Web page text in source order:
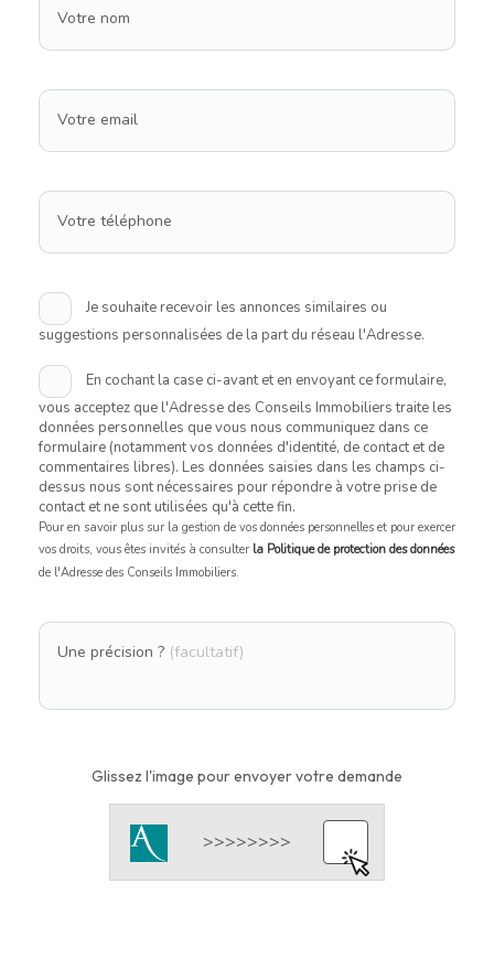
Votre nom
Votre email
Votre téléphone
Je souhaite recevoir les annonces similaires ou
suggestions personnalisées de la part du réseau l'Adresse.
En cochant la case ci-avant et en envoyant ce formulaire,
vous acceptez que l'Adresse des Conseils Immobiliers traite les
données personnelles que vous nous communiquez dans ce
formulaire (notamment vos données d'identité, de contact et de
commentaires libres). Les données saisies dans les champs ci-
dessus nous sont nécessaires pour répondre à votre prise de
contact et ne sont utilisées qu'à cette fin.
Pour en savoir plus sur la gestion de vos données personnelles et pour exercer
vos droits, vous êtes invités à consulter la Politique de protection des données
de l'Adresse des Conseils Immobiliers.
Une précision ? (facultatif)
Glissez l'image pour envoyer votre demande